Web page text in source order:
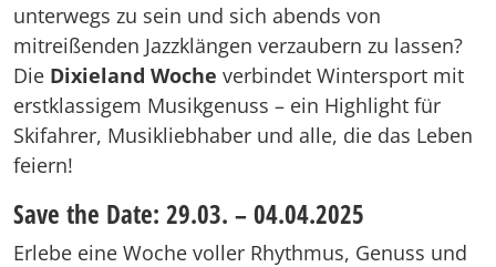
unterwegs zu sein und sich abends von
mitreißenden Jazzklängen verzaubern zu lassen?
Die Dixieland Woche verbindet Wintersport mit
erstklassigem Musikgenuss – ein Highlight für
Skifahrer, Musikliebhaber und alle, die das Leben
feiern!
Save the Date: 29.03. – 04.04.2025
Erlebe eine Woche voller Rhythmus, Genuss und